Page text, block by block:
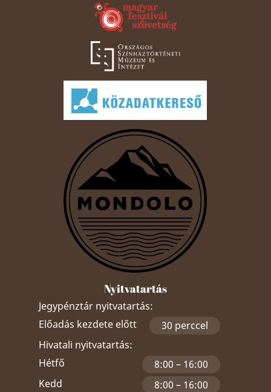
Nyitvatartás
Jegypénztár nyitvatartás:
Előadás kezdete előtt
30 perccel
Hivatali nyitvatartás:
Hétfő
8:00 – 16:00
Kedd
8:00 – 16:00